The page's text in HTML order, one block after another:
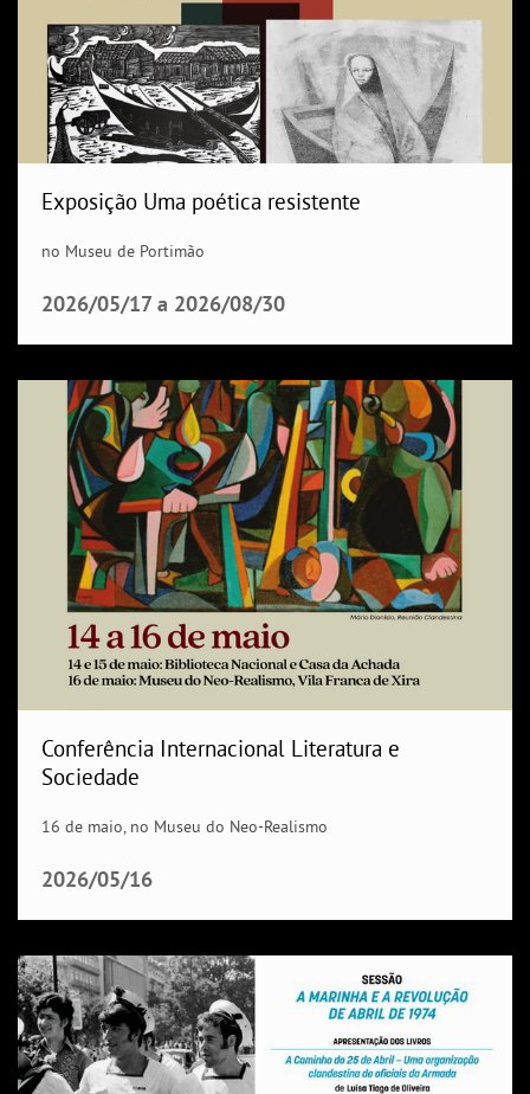
Exposição Uma poética resistente
no Museu de Portimão
2026/05/17a 2026/08/30
Conferência Internacional Literatura e
Sociedade
16 de maio, no Museu do Neo-Realismo
2026/05/16